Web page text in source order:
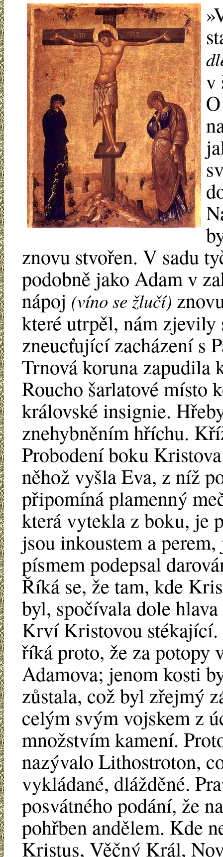
v
znovu stvořen. V sadu
podobně jako Adam v
nápoj (víno se žlučí)
které utrpěl, nám zjevily
zneucťující zacházení s
Trnová koruna zapudila
Roucho šarlatové místo
královské insignie.
znehybněním hříchu.
Probodení boku
něhož vyšla Eva, z níž
připomíná plamenný
která vytekla z boku, je
jsou inkoustem a
písmem podepsal
Říká se, že tam, kde
byl, spočívala dole
Krví Kristovou stékající.
říká proto, že za potopy
Adamova; jenom kosti
zůstala, což byl zřejmý
celým svým vojskem z
množstvím kamení.
nazývalo Lithostroton,
vykládané, dlážděné.
posvátného podání, že
pohřben andělem. Kde
Kristus, Věčný Král,